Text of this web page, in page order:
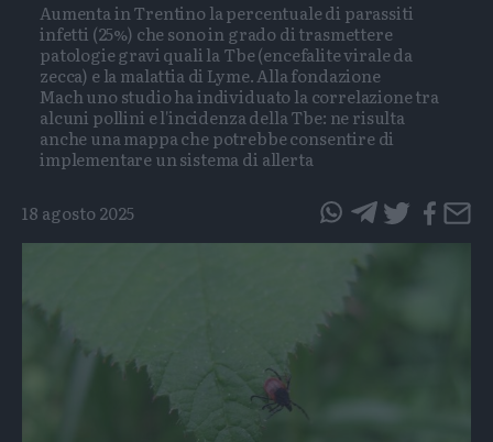
Aumenta in Trentino la percentuale di parassiti
infetti (25%) che sono in grado di trasmettere
patologie gravi quali la Tbe (encefalite virale da
zecca) e la malattia di Lyme. Alla fondazione
Mach uno studio ha individuato la correlazione tra
alcuni pollini e l'incidenza della Tbe: ne risulta
anche una mappa che potrebbe consentire di
implementare un sistema di allerta
18 agosto 2025
questo
articolo
Whatsapp
questo
articolo